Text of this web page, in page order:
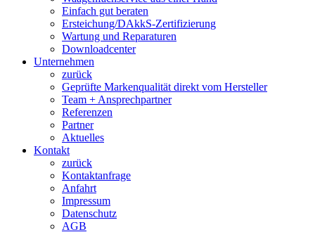
Einfach gut beraten
Ersteichung/DAkkS-Zertifizierung
Wartung und Reparaturen
Downloadcenter
Unternehmen
zurück
Geprüfte Markenqualität direkt vom Hersteller
Team + Ansprechpartner
Referenzen
Partner
Aktuelles
Kontakt
zurück
Kontaktanfrage
Anfahrt
Impressum
Datenschutz
AGB